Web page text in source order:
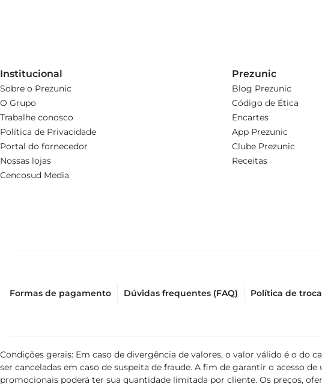
Institucional
Sobre o Prezunic
O Grupo
Trabalhe conosco
Política de Privacidade
Portal do fornecedor
Nossas lojas
Cencosud Media
Prezunic
Blog Prezunic
Código de Ética
Encartes
App Prezunic
Clube Prezunic
Receitas
Formas de pagamento Dúvidas frequentes (FAQ) Política de
Condições gerais: Em caso de divergência de valores, o valor válido é o do
ser canceladas em caso de suspeita de fraude. A fim de garantir o acesso
promocionais poderá ter sua quantidade limitada por cliente. Os preços,